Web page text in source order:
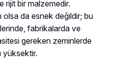
rijit bir malzemedir.
olsa da esnek değildir; bu
fabrikalarda ve
gereken zeminlerde
yüksektir.